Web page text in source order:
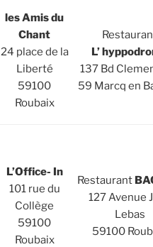
les Amis du
Chant
24 place de la
Liberté
59100
Roubaix
L’
137 Bd
59 Marcq en
L’Office- In
101 rue du
Collège
59100
Roubaix
Restaurant
127 Avenue
Lebas
59100